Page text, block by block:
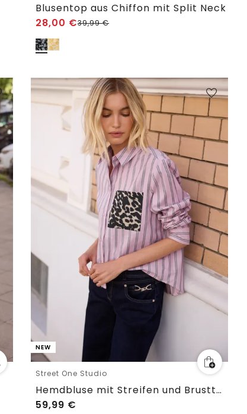
Blusentop aus Chiffon mit Split Neck
28,00 €39,99€
NEW
Street One Studio
Hemdbluse mit Streifen und Brusttasche
59,99 €